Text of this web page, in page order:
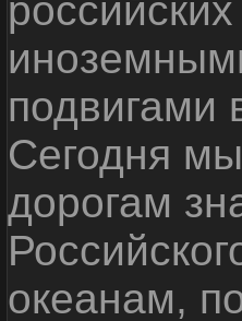
подвигами
Сегодня
дорогам
океанам,